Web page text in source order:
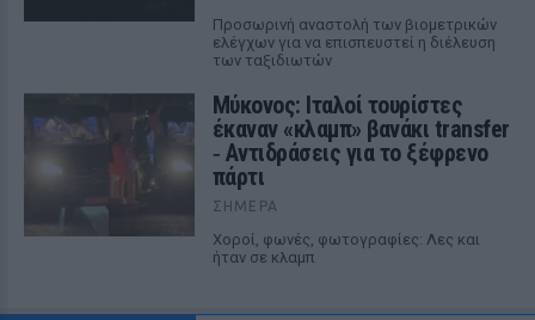
Προσωρινή αναστολή των βιομετρικών
ελέγχων για να επισπευστεί η διέλευση
των ταξιδιωτών
Μύκονος: Ιταλοί τουρίστες
έκαναν «κλαμπ» βανάκι transfer
‑ Αντιδράσεις για το ξέφρενο
πάρτι
ΣΉΜΕΡΑ
Χοροί, φωνές, φωτογραφίες: Λες και
ήταν σε κλαμπ